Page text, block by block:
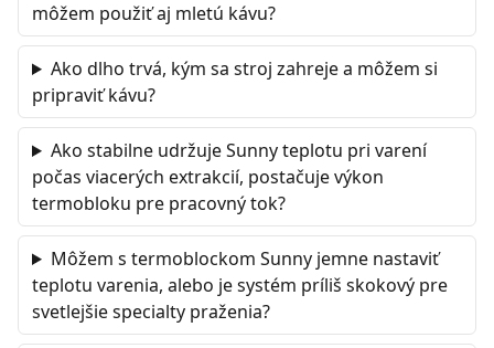
môžem použiť aj mletú kávu?
Ako dlho trvá, kým sa stroj zahreje a môžem si
pripraviť kávu?
Ako stabilne udržuje Sunny teplotu pri varení
počas viacerých extrakcií, postačuje výkon
termobloku pre pracovný tok?
Môžem s termoblockom Sunny jemne nastaviť
teplotu varenia, alebo je systém príliš skokový pre
svetlejšie specialty praženia?